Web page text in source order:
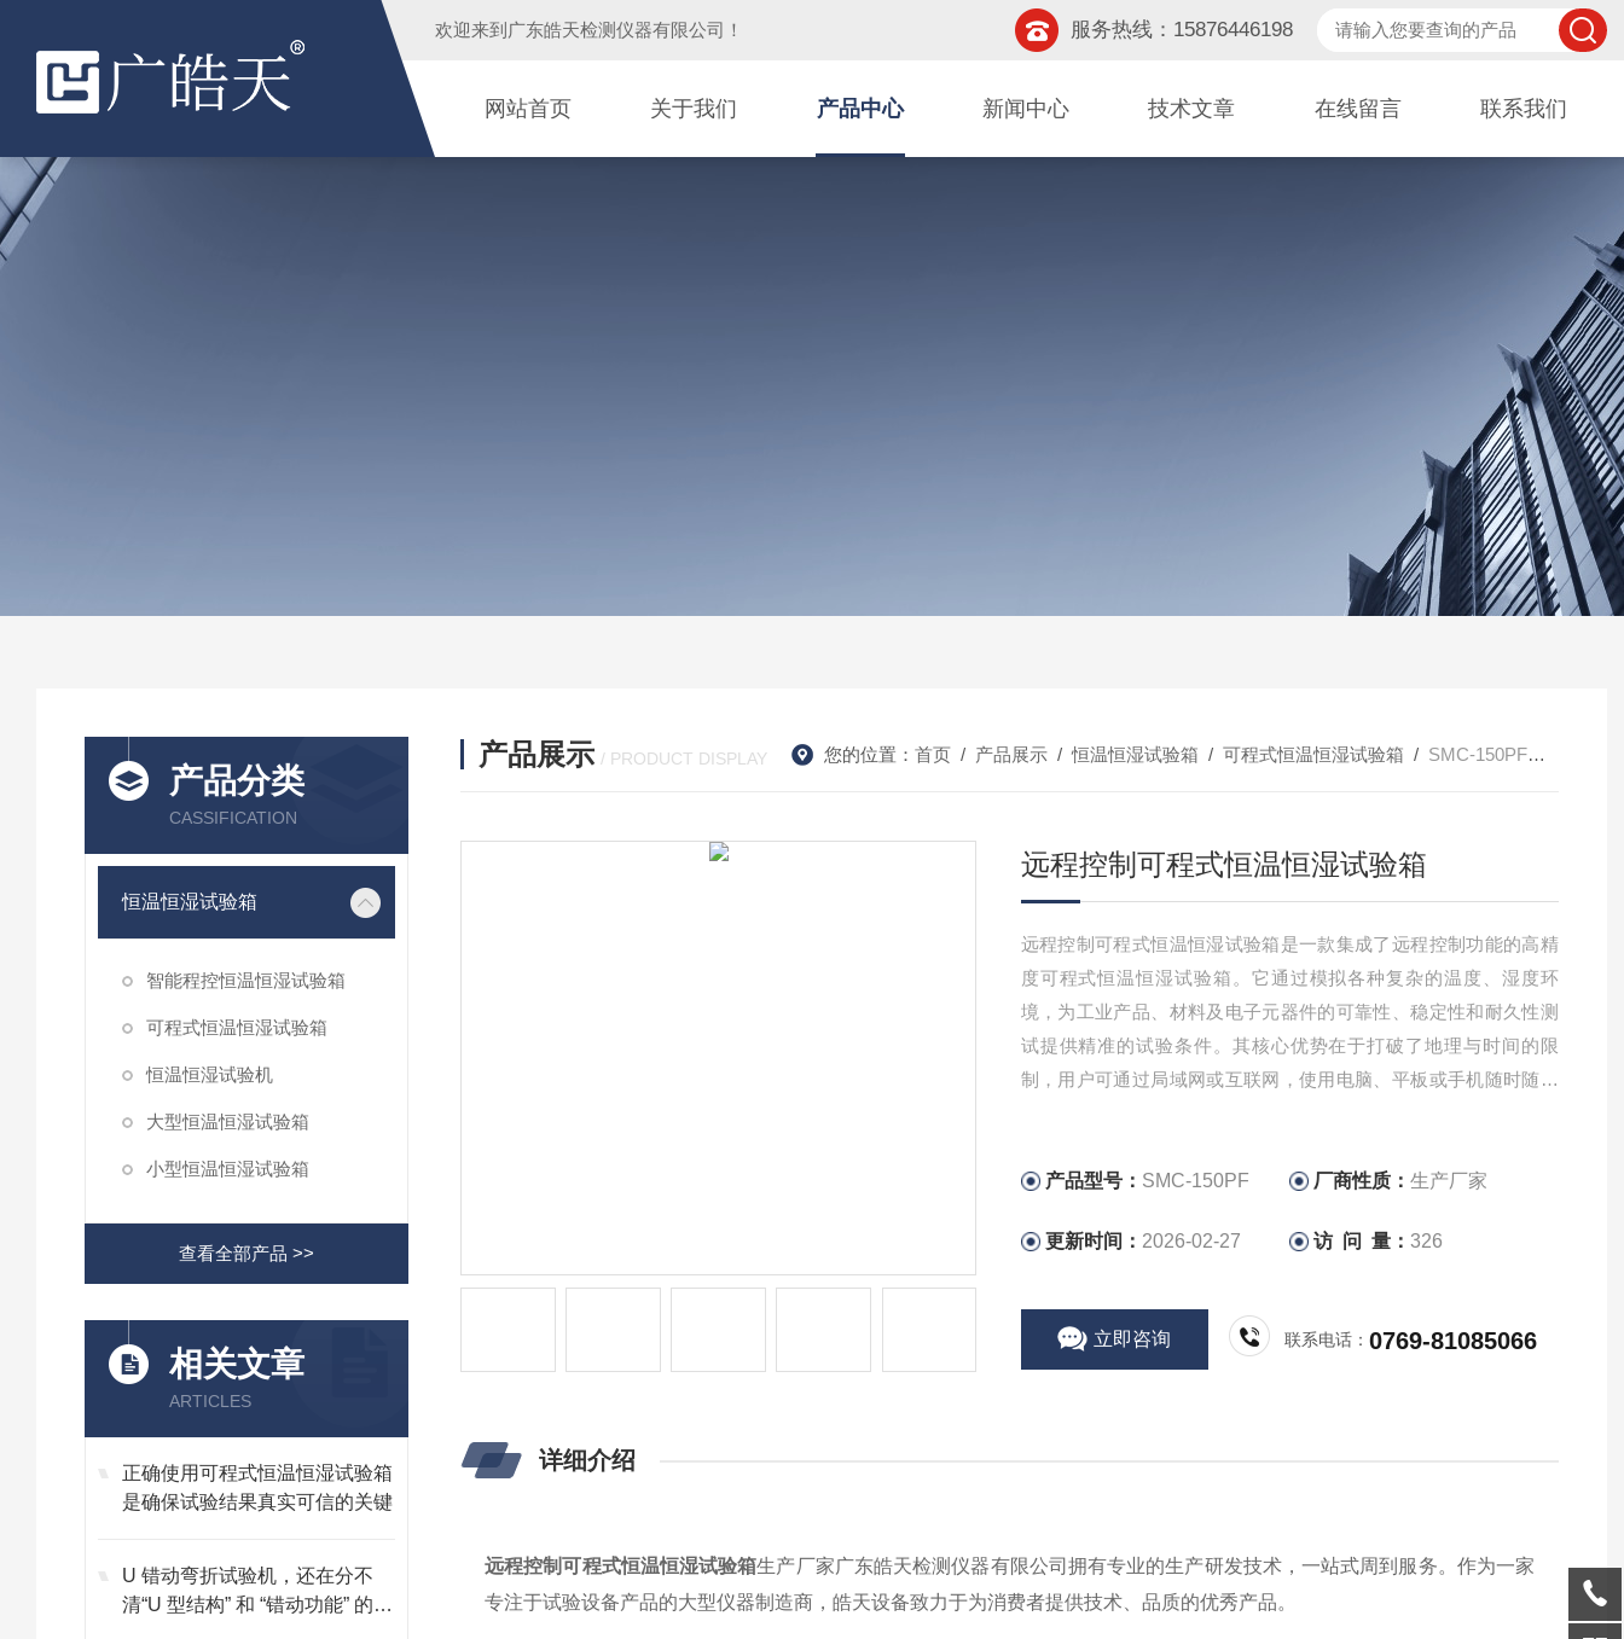
欢迎来到 广东皓天检测仪器有限公司 ！ 服务热线：15876446198
网站首页 关于我们 产品中心 新闻中心 技术文章 在线留言 联系我们
产品分类
CASSIFICATION
恒温恒湿试验箱
智能程控恒温恒湿试验箱
可程式恒温恒湿试验箱
恒温恒湿试验机
大型恒温恒湿试验箱
小型恒温恒湿试验箱
查看全部产品 >>
相关文章
ARTICLES
正确使用可程式恒温恒湿试验箱
是确保试验结果真实可信的关键
U 错动弯折试验机，还在分不
清“U 型结构” 和 “错动功能” 的核
产品展示 / PRODUCT DISPLAY 您的位置： 首页/ 产品展示/恒温恒湿试验箱 / 可程式恒温恒湿试验箱 / SMC-150PF远程控制可程式恒温恒湿试验箱
远程控制可程式恒温恒湿试验箱
远程控制可程式恒温恒湿试验箱是一款集成了远程控制功能的高精
度可程式恒温恒湿试验箱。它通过模拟各种复杂的温度、湿度环
境，为工业产品、材料及电子元器件的可靠性、稳定性和耐久性测
试提供精准的试验条件。其核心优势在于打破了地理与时间的限
制，用户可通过局域网或互联网，使用电脑、平板或手机随时随地
产品型号： SMC-150PF 厂商性质：生产厂家
更新时间： 2026-02-27 访 问 量：326
立即咨询 联系电话：0769-81085066
详细介绍
远程控制可程式恒温恒湿试验箱生产厂家广东皓天检测仪器有限公司拥有专业的生产研发技术，一站式周到服务。作为一家
专注于试验设备产品的大型仪器制造商，皓天设备致力于为消费者提供技术、品质的优秀产品。